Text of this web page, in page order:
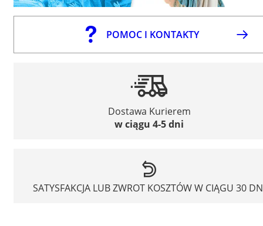
POMOC I KONTAKTY
Dostawa Kurierem
w ciągu 4-5 dni
SATYSFAKCJA LUB ZWROT KOSZTÓW W CIĄGU 30